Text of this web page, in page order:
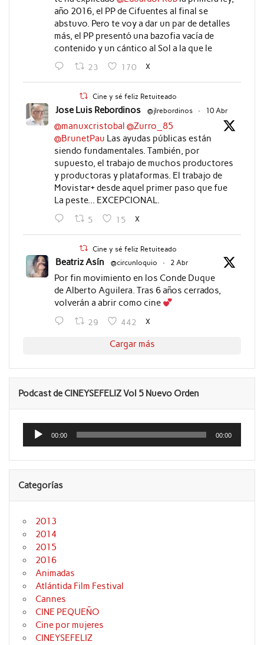
año 2016, el PP de Cifuentes al final se
abstuvo. Pero te voy a dar un par de detalles
más, el PP presentó una bazofia vacía de
contenido y un cántico al Sol a la que le
23 170 X
Cine y sé feliz Retuiteado
Jose Luis Rebordinos @jlrebordinos · 10 Abr
@manuxcristobal @Zurro_85
@BrunetPau Las ayudas públicas están
siendo fundamentales. También, por
supuesto, el trabajo de muchos productores
y productoras y plataformas. El trabajo de
Movistar+ desde aquel primer paso que fue
La peste... EXCEPCIONAL.
5 15 X
Cine y sé feliz Retuiteado
Beatriz Asín @circunloquio · 2 Abr
Por fin movimiento en los Conde Duque
de Alberto Aguilera. Tras 6 años cerrados,
volverán a abrir como cine
29 442 X
Cargar más
Podcast de CINEYSEFELIZ Vol 5 Nuevo Orden
Reproductor
audio
00:00 00:00
Categorías
2013
2014
2015
2016
Animadas
Atlántida Film Festival
Cannes
CINE PEQUEÑO
Cine por mujeres
CINEYSEFELIZ